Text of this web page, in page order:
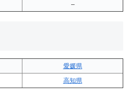
–
愛媛県
高知県